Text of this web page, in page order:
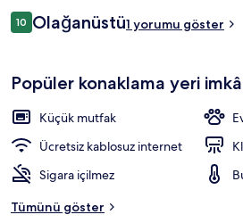
Yorumlar
1010/10
Olağanüstü1 yorumu göster
Popüler konaklama yeri
Küçük mutfak
Ücretsiz kablosuz internet
Sigara içilmez
Tümünü göster